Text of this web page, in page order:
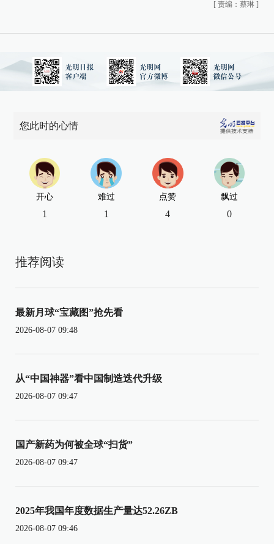
[ 责编：蔡琳 ]
您此时的心情
开心
1
难过
1
点赞
4
飘过
0
推荐阅读
最新月球“宝藏图”抢先看
2026-08-07 09:48
从“中国神器”看中国制造迭代升级
2026-08-07 09:47
国产新药为何被全球“扫货”
2026-08-07 09:47
2025年我国年度数据生产量达52.26ZB
2026-08-07 09:46